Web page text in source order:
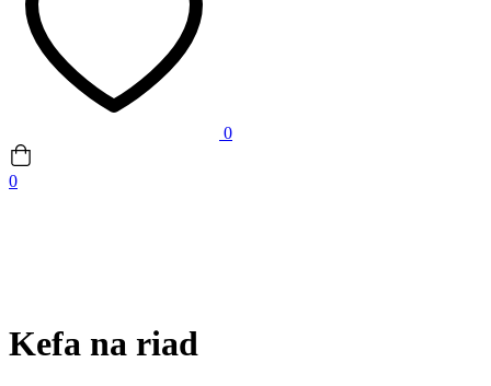
0
0
Kefa na riad